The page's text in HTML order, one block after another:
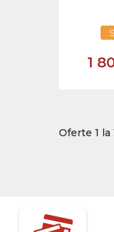
1
Oferte 1 la